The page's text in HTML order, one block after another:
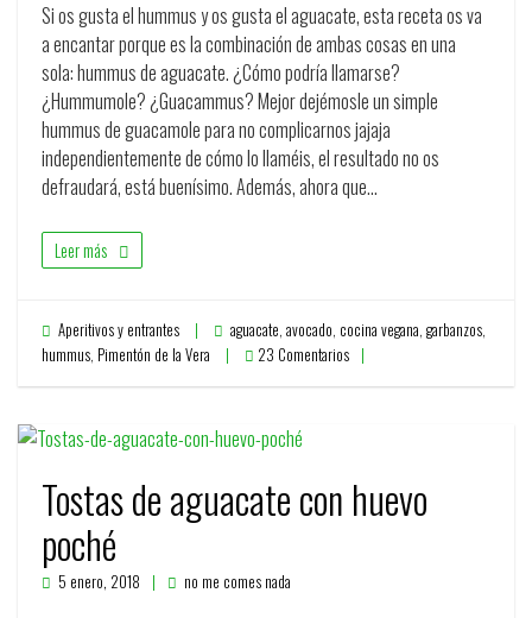
Si os gusta el hummus y os gusta el aguacate, esta receta os va
a encantar porque es la combinación de ambas cosas en una
sola: hummus de aguacate. ¿Cómo podría llamarse?
¿Hummumole? ¿Guacammus? Mejor dejémosle un simple
hummus de guacamole para no complicarnos jajaja
independientemente de cómo lo llaméis, el resultado no os
defraudará, está buenísimo. Además, ahora que…
Leer más
Aperitivos y entrantes aguacate, avocado, cocina vegana, garbanzos,
hummus, Pimentón de la Vera 23 Comentarios
Tostas de aguacate con huevo
poché
5 enero, 2018 no me comes nada